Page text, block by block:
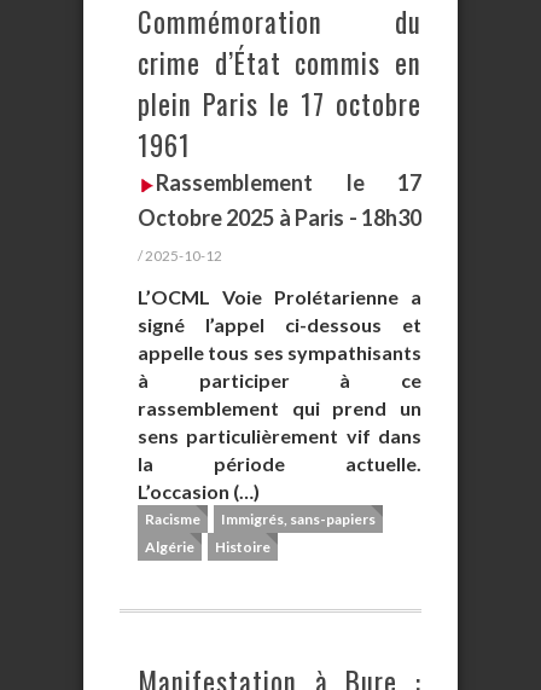
Commémoration du
crime d’État commis en
plein Paris le 17 octobre
1961
Rassemblement le 17
Octobre 2025 à Paris - 18h30
/ 2025-10-12
L’OCML Voie Prolétarienne a
signé l’appel ci-dessous et
appelle tous ses sympathisants
à participer à ce
rassemblement qui prend un
sens particulièrement vif dans
la période actuelle.
L’occasion (…)
Racisme
Immigrés, sans-papiers
Algérie
Histoire
Manifestation à Bure :